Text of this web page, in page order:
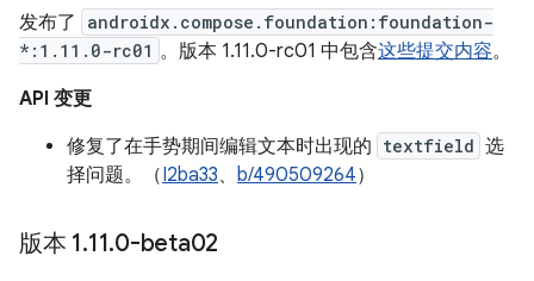
发布了
androidx.compose.foundation:foundation-
*:1.11.0-rc01 。版本 1.11.0-rc01 中包含这些提交内容。
API 变更
修复了在手势期间编辑文本时出现的 textfield 选
择问题。（I2ba33、 b/490509264）
版本 1.11.0-beta02